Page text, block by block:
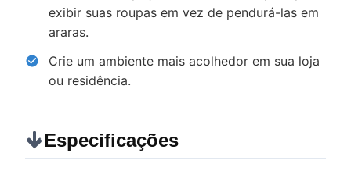
exibir suas roupas em vez de pendurá-las em
araras.
Crie um ambiente mais acolhedor em sua loja
ou residência.
Especificações